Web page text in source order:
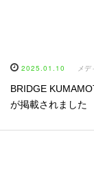
2025.01.10 メデ
BRIDGE
が掲載されました